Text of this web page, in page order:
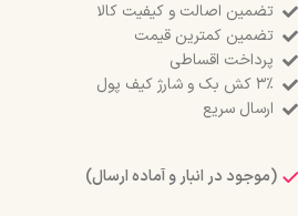
تضمین اصالت و کیفیت کالا
تضمین کمترین قیمت
پرداخت اقساطی
۳٪ کش بک و شارژ کیف پول
ارسال سریع
(موجود در انبار و آماده ارسال)